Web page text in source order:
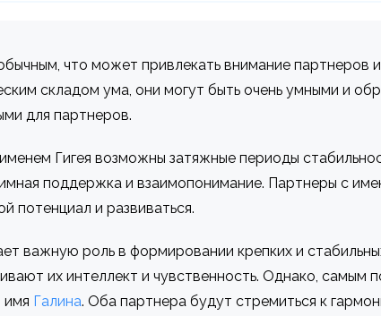
что может привлекать внимание
складом ума, они могут быть очень умными и
для партнеров.
Гигея возможны затяжные периоды
поддержка и взаимопонимание. Партнеры с
потенциал и развиваться.
важную роль в формировании крепких и
их интеллект и чувственность. Однако,
имя Галина. Оба партнера будут стремиться к